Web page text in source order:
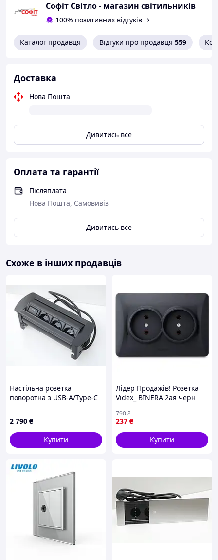
Софіт Світло - магазин світильників
100% позитивних відгуків
Каталог продавця Відгуки про продавця 559
Доставка
Нова Пошта
Дивитись все
Оплата та гарантії
Післяплата
Нова Пошта, Самовивіз
Дивитись все
Схоже в інших продавців
Настільна розетка
поворотна з USB-A/Type-C
2 790 ₴
Купити
Лідер Продажів! Розетка
Videx_ BINERA 2ая черн
237 ₴
790₴
Купити